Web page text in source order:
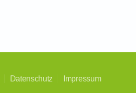
Datenschutz Impressum